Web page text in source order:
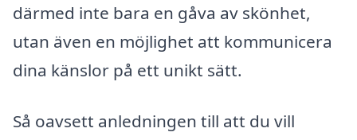
därmed inte bara en gåva av skönhet,
utan även en möjlighet att kommunicera
dina känslor på ett unikt sätt.
Så oavsett anledningen till att du vill